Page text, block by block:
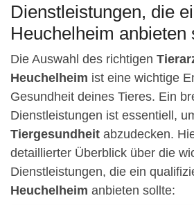
Dienstleistungen, die
Heuchelheim anbieten
Die Auswahl des richtigen
Heuchelheim ist eine wichtige
Gesundheit deines Tieres. Ein
Dienstleistungen ist essentiell,
Tiergesundheit abzudecken.
detaillierter Überblick über die
Dienstleistungen, die ein
Heuchelheim anbieten sollte: